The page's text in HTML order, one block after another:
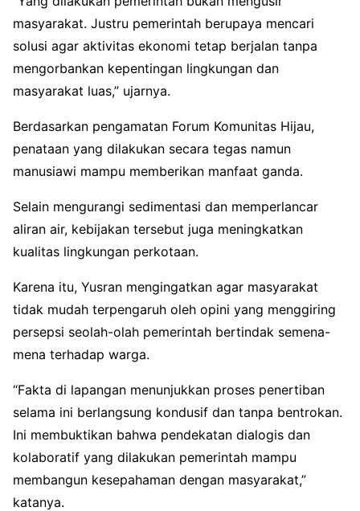
masyarakat. Justru pemerintah berupaya mencari
solusi agar aktivitas ekonomi tetap berjalan tanpa
mengorbankan kepentingan lingkungan dan
masyarakat luas,” ujarnya.
Berdasarkan pengamatan Forum Komunitas Hijau,
penataan yang dilakukan secara tegas namun
manusiawi mampu memberikan manfaat ganda.
Selain mengurangi sedimentasi dan memperlancar
aliran air, kebijakan tersebut juga meningkatkan
kualitas lingkungan perkotaan.
Karena itu, Yusran mengingatkan agar masyarakat
tidak mudah terpengaruh oleh opini yang menggiring
persepsi seolah-olah pemerintah bertindak semena-
mena terhadap warga.
“Fakta di lapangan menunjukkan proses penertiban
selama ini berlangsung kondusif dan tanpa bentrokan.
Ini membuktikan bahwa pendekatan dialogis dan
kolaboratif yang dilakukan pemerintah mampu
membangun kesepahaman dengan masyarakat,”
katanya.